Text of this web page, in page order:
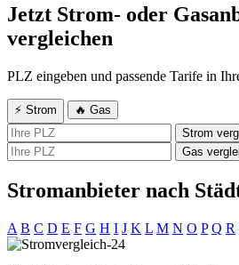
Jetzt Strom- oder
vergleichen
PLZ eingeben und passende Tarife in
⚡ Strom
🔥 Gas
Strom
Gas
Stromanbieter nach
A B C D E F G H I J K L M N O P Q R